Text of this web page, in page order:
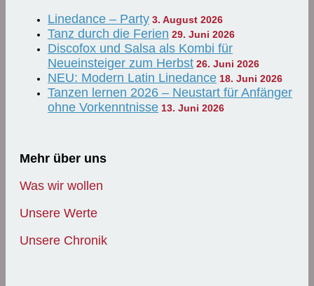
Linedance – Party 3. August 2026
Tanz durch die Ferien 29. Juni 2026
Discofox und Salsa als Kombi für
Neueinsteiger zum Herbst 26. Juni 2026
NEU: Modern Latin Linedance 18. Juni 2026
Tanzen lernen 2026 – Neustart für Anfänger
ohne Vorkenntnisse 13. Juni 2026
Mehr über uns
Was wir wollen
Unsere Werte
Unsere Chronik